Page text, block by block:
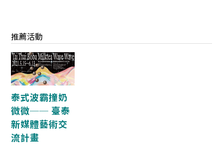
推薦活動
泰式波霸撞奶
微微── 臺泰
新媒體藝術交
流計畫